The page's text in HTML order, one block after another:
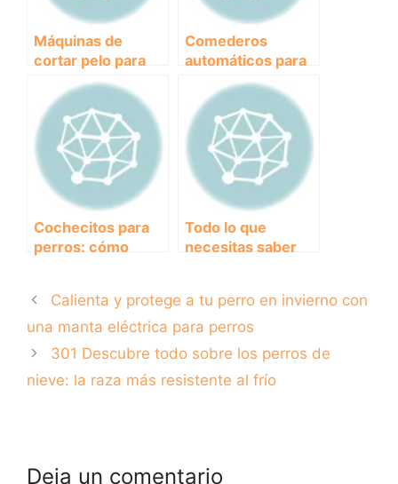
Máquinas de
cortar pelo para
perros: ¿Cuál es la
mejor opción para
mantener a tu
peludo en forma?
Comederos
automáticos para
perros: La
solución perfecta
para alimentar a tu
amigo peludo sin
preocupaciones
Cochecitos para
perros: cómo
amigo
Todo lo que
necesitas saber
perros: ¿Cómo
puede ayudar a tu
mascota?
Calienta y protege a tu perro en invierno con
una manta eléctrica para perros
301 Descubre todo sobre los perros de
nieve: la raza más resistente al frío
Deja un comentario